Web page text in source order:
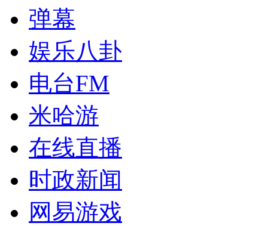
弹幕
娱乐八卦
电台FM
米哈游
在线直播
时政新闻
网易游戏